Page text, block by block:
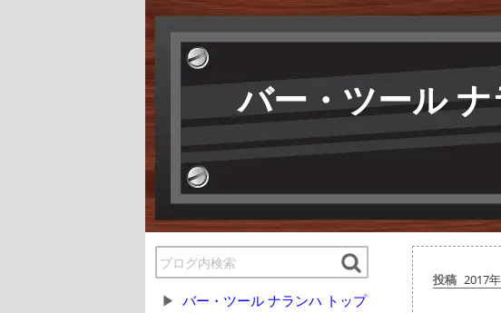
バー・ツール
バー・ツール ナランハ トップ
投稿 2017